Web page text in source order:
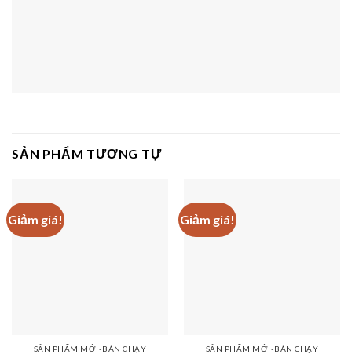
SẢN PHẨM TƯƠNG TỰ
Giảm giá!
SẢN PHẨM MỚI-BÁN CHẠY
Giảm giá!
SẢN PHẨM MỚI-BÁN CHẠY